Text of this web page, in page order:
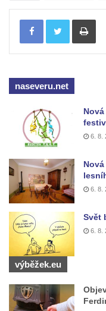
nad Vltavou
Vojkovic
Hostíně u Vojkovic
Kenotaf Václava
Lužci nad Vltavou
Kenotaf Miloslava
Hrob Václava
nad Vltavou
v Lužci nad Vltavou
Pomník Ladislava
silnice severně od
Hrobčicích
naseveru.net
6. 8.
6. 8.
Svět
6. 8.
výběžek.eu